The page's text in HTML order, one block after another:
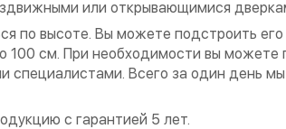
или открывающимися
по высоте. Вы можете подстроить
см. При необходимости вы можете
специалистами. Всего за один день
с гарантией 5 лет.